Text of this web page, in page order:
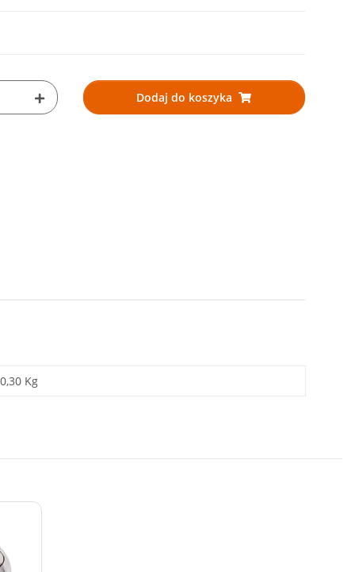
Dodaj do koszyka
0,30 Kg